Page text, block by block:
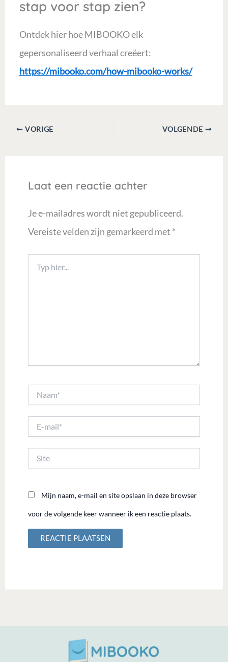
stap voor stap zien?
Ontdek hier hoe MIBOOKO elk
gepersonaliseerd verhaal creëert:
https://mibooko.com/how-mibooko-works/
VORIGE VOLGENDE
Laat een reactie achter
Je e-mailadres wordt niet gepubliceerd.
Vereiste velden zijn gemarkeerd met *
hier...
mail*
Mijn naam, e-mail en site opslaan in deze browser
voor de volgende keer wanneer ik een reactie plaats.